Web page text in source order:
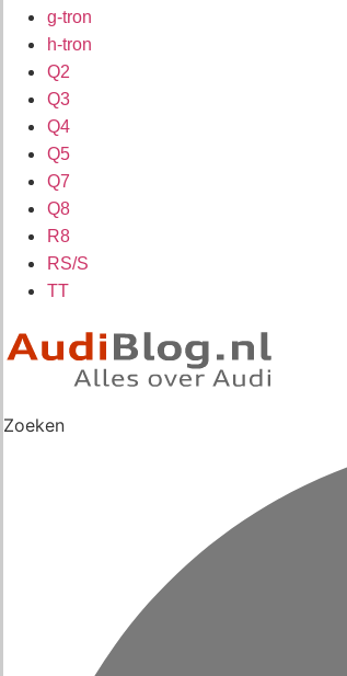
g-tron
h-tron
Q2
Q3
Q4
Q5
Q7
Q8
R8
RS/S
TT
Zoeken